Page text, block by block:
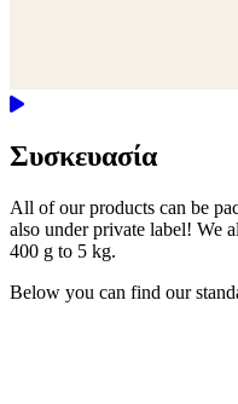
Συσκευασία
All of our products can be
also under private label! We
400 g to 5 kg.
Below you can find our